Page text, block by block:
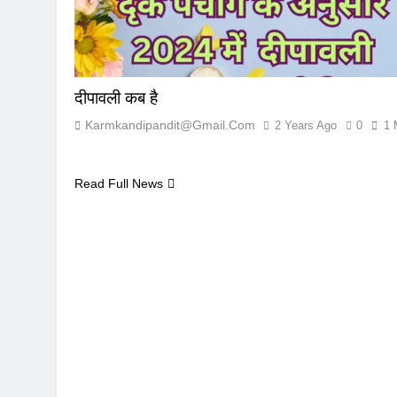
दीपावली कब है
Karmkandipandit@gmail.com 2 Years Ago 0 1
Read Full News